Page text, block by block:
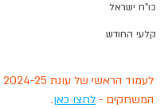
כו"ח ישראל
קלעי החודש
המשחקים - לחצו כאן.